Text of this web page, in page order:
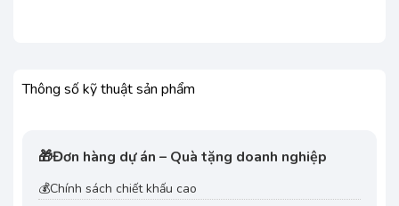
Thông số kỹ thuật sản phẩm
🎁Đơn hàng dự án – Quà tặng doanh nghiệp
💰Chính sách chiết khấu cao